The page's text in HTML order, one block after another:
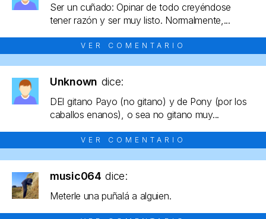
Ser un cuñado: Opinar de todo creyéndose
tener razón y ser muy listo. Normalmente,...
VER COMENTARIO
Unknown dice:
DEl gitano Payo (no gitano) y de Pony (por los
caballos enanos), o sea no gitano muy...
VER COMENTARIO
music064 dice:
Meterle una puñalá a alguien.